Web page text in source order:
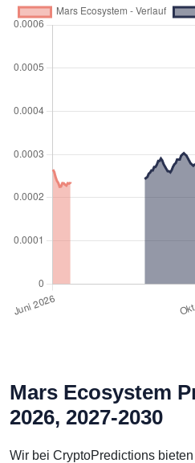
Mars Ecosystem
2026, 2027-2030
Wir bei CryptoPredictions